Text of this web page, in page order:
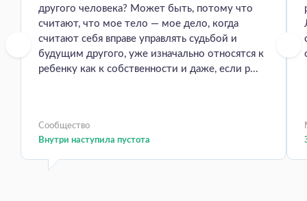
другого человека? Может быть, потому что
считают, что мое тело — мое дело, когда
считают себя вправе управлять судьбой и
будущим другого, уже изначально относятся к
ребенку как к собственности и даже, если р...
Сообщество
Внутри наступила пустота